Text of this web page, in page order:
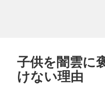
子供を闇雲に
けない理由